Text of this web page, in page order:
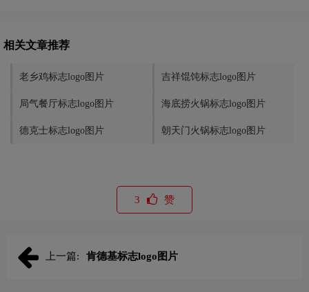
相关文章推荐
老乡鸡标志logo图片 吉祥馄饨标志logo图片
局气餐厅标志logo图片 海底捞火锅标志logo图片
德克士标志logo图片 朝天门火锅标志logo图片
3 赞
上一篇: 肯德基标志logo图片